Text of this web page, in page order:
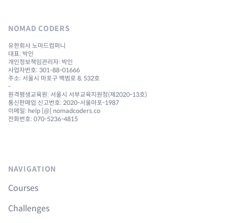
NOMAD CODERS
유한회사 노마드컴퍼니
대표: 박인
개인정보책임관리자: 박인
사업자번호: 301-88-01666
주소: 서울시 마포구 백범로 8, 532호
-
원격평생교육원: 서울시 서부교육지원청(제2020-13호)
통신판매업 신고번호: 2020-서울마포-1987
이메일: help [@] nomadcoders.co
전화번호: 070-5236-4815
NAVIGATION
Courses
Challenges